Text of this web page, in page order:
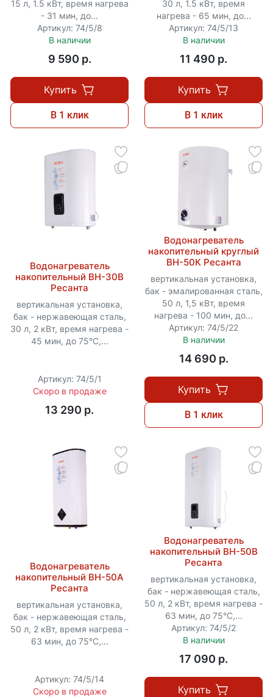
15 л, 1.5 кВт, время нагрева
- 31 мин, до...
Артикул: 74/5/8
В наличии
9 590 p.
Купить
В 1 клик
30 л, 1.5 кВт, время
нагрева - 65 мин, до...
Артикул: 74/5/13
В наличии
11 490 p.
Купить
В 1 клик
Водонагреватель
накопительный ВН-30В
Ресанта
вертикальная установка,
бак - нержавеющая сталь,
30 л, 2 кВт, время нагрева -
45 мин, до 75°C,...
Артикул: 74/5/1
Скоро в продаже
13 290 p.
Водонагреватель
накопительный круглый
ВН-50К Ресанта
вертикальная установка,
бак - эмалированная сталь,
50 л, 1,5 кВт, время
нагрева - 100 мин, до...
Артикул: 74/5/22
В наличии
14 690 p.
Купить
В 1 клик
Водонагреватель
накопительный ВН-50А
Ресанта
вертикальная установка,
бак - нержавеющая сталь,
50 л, 2 кВт, время нагрева -
63 мин, до 75°C,...
Артикул: 74/5/14
Скоро в продаже
Водонагреватель
накопительный ВН-50В
Ресанта
вертикальная установка,
бак - нержавеющая сталь,
50 л, 2 кВт, время нагрева -
63 мин, до 75°C,...
Артикул: 74/5/2
В наличии
17 090 p.
Купить